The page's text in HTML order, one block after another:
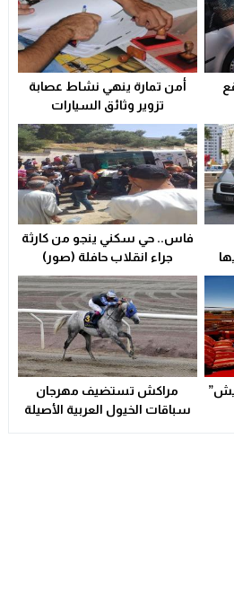
في حادث مأساوي بسبب تعرضه
خدمات بطاقة التعريف الوطنية من
في القطاع الصحي المحلي يشعل
أمن تمارة ينهي نشاط عصابة
تزوير وثائق السيارات
فاس.. حي سكني ينجو من كارثة
جراء انقلاب حافلة (صور)
مراكش تستضيف مهرجان
سباقات الخيول العربية الأصيلة